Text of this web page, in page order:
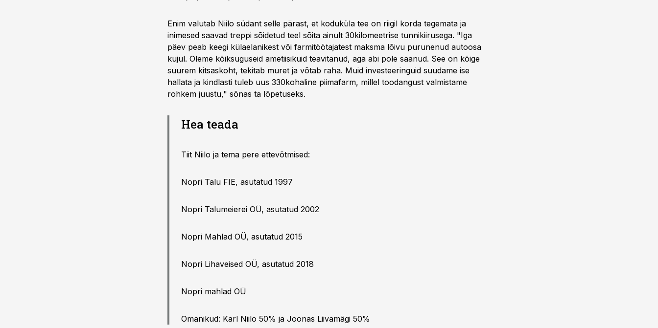
Enim valutab Niilo südant selle pärast, et koduküla tee on riigil korda tegemata ja
inimesed saavad treppi sõidetud teel sõita ainult 30kilomeetrise tunnikiirusega. "Iga
päev peab keegi külaelanikest või farmitöötajatest maksma lõivu purunenud autoosa
kujul. Oleme kõiksuguseid ametiisikuid teavitanud, aga abi pole saanud. See on kõige
suurem kitsaskoht, tekitab muret ja võtab raha. Muid investeeringuid suudame ise
hallata ja kindlasti tuleb uus 330kohaline piimafarm, millel toodangust valmistame
rohkem juustu," sõnas ta lõpetuseks.
Hea teada
Tiit Niilo ja tema pere ettevõtmised:
Nopri Talu FIE, asutatud 1997
Nopri Talumeierei OÜ, asutatud 2002
Nopri Mahlad OÜ, asutatud 2015
Nopri Lihaveised OÜ, asutatud 2018
Nopri mahlad OÜ
Omanikud: Karl Niilo 50% ja Joonas Liivamägi 50%